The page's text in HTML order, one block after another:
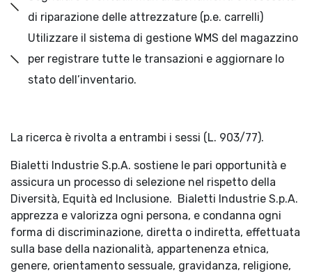
di riparazione delle attrezzature (p.e. carrelli)
Utilizzare il sistema di gestione WMS del magazzino
per registrare tutte le transazioni e aggiornare lo
stato dell’inventario.
La ricerca è rivolta a entrambi i sessi (L. 903/77).
Bialetti Industrie S.p.A. sostiene le pari opportunità e
assicura un processo di selezione nel rispetto della
Diversità, Equità ed Inclusione. Bialetti Industrie S.p.A.
apprezza e valorizza ogni persona, e condanna ogni
forma di discriminazione, diretta o indiretta, effettuata
sulla base della nazionalità, appartenenza etnica,
genere, orientamento sessuale, gravidanza, religione,